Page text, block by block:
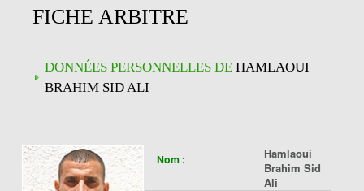
FICHE ARBITRE
DONNÉES PERSONNELLES DE HAMLAOUI
BRAHIM SID ALI
Nom :
Hamlaoui
Brahim Sid
Ali